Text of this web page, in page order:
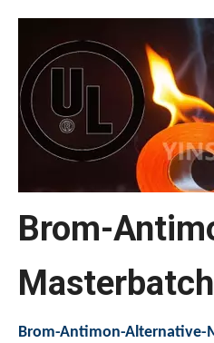
Der UL510 -Standard ist die
Brom-
Masterbatch
Brom-Antimon-Alternative-